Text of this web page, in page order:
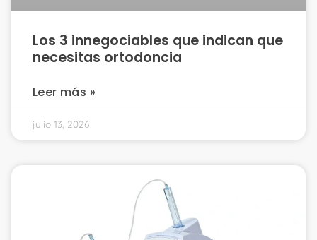
Los 3 innegociables que indican que
necesitas ortodoncia
Leer más »
julio 13, 2026